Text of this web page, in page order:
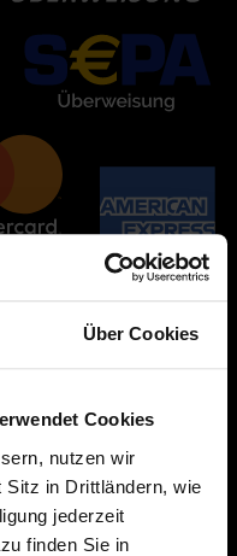
Über Cookies
Cookies
nutzen wir
in Drittländern, wie
jederzeit
finden Sie in